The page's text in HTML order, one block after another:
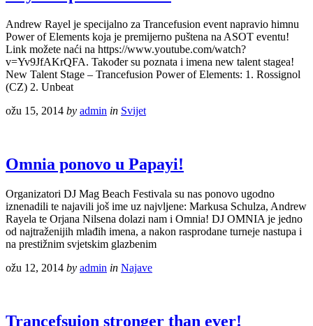
Andrew Rayel je specijalno za Trancefusion event napravio himnu
Power of Elements koja je premijerno puštena na ASOT eventu!
Link možete naći na https://www.youtube.com/watch?
v=Yv9JfAKrQFA. Također su poznata i imena new talent stagea!
New Talent Stage – Trancefusion Power of Elements: 1. Rossignol
(CZ) 2. Unbeat
ožu 15, 2014 by admin in Svijet
Omnia ponovo u Papayi!
Organizatori DJ Mag Beach Festivala su nas ponovo ugodno
iznenadili te najavili još ime uz najvljene: Markusa Schulza, Andrew
Rayela te Orjana Nilsena dolazi nam i Omnia! DJ OMNIA je jedno
od najtraženijih mlađih imena, a nakon rasprodane turneje nastupa i
na prestižnim svjetskim glazbenim
ožu 12, 2014 by admin in Najave
Trancefsuion stronger than ever!